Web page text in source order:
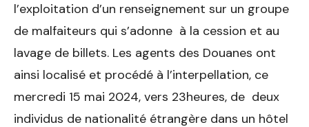
l’exploitation d’un renseignement sur un groupe
de malfaiteurs qui s’adonne à la cession et au
lavage de billets. Les agents des Douanes ont
ainsi localisé et procédé à l’interpellation, ce
mercredi 15 mai 2024, vers 23heures, de deux
individus de nationalité étrangère dans un hôtel